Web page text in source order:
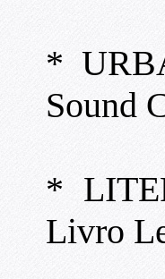
*
Sound
*
Livro